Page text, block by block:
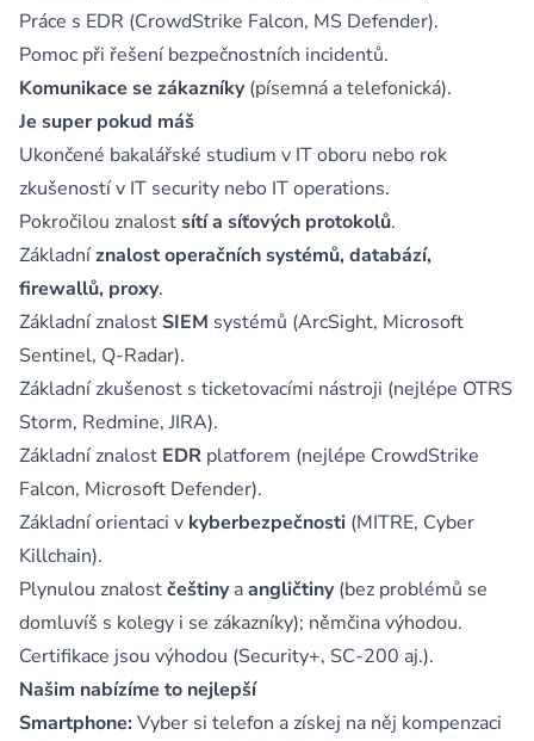
Práce s EDR (CrowdStrike Falcon, MS Defender).
Pomoc při řešení bezpečnostních incidentů.
Komunikace se zákazníky(písemná a telefonická).
Je super pokud máš
Ukončené bakalářské studium v IT oboru nebo rok
zkušeností v IT security nebo IT operations.
Pokročilou znalostsítí a síťových protokolů.
Základníznalost operačních systémů, databází,
firewallů, proxy.
Základní znalost SIEM systémů (ArcSight, Microsoft
Sentinel, Q-Radar).
Základní zkušenost s ticketovacími nástroji (nejlépe OTRS
Storm, Redmine, JIRA).
Základní znalost EDR platforem (nejlépe CrowdStrike
Falcon, Microsoft Defender).
Základní orientaci v kyberbezpečnosti (MITRE, Cyber
Killchain).
Plynulou znalostčeštinyaangličtiny(bez problémů se
domluvíš s kolegy i se zákazníky); němčina výhodou.
Certifikace jsou výhodou (Security+, SC-200 aj.).
Našim nabízíme to nejlepší
Smartphone: Vyber si telefon a získej na něj kompenzaci